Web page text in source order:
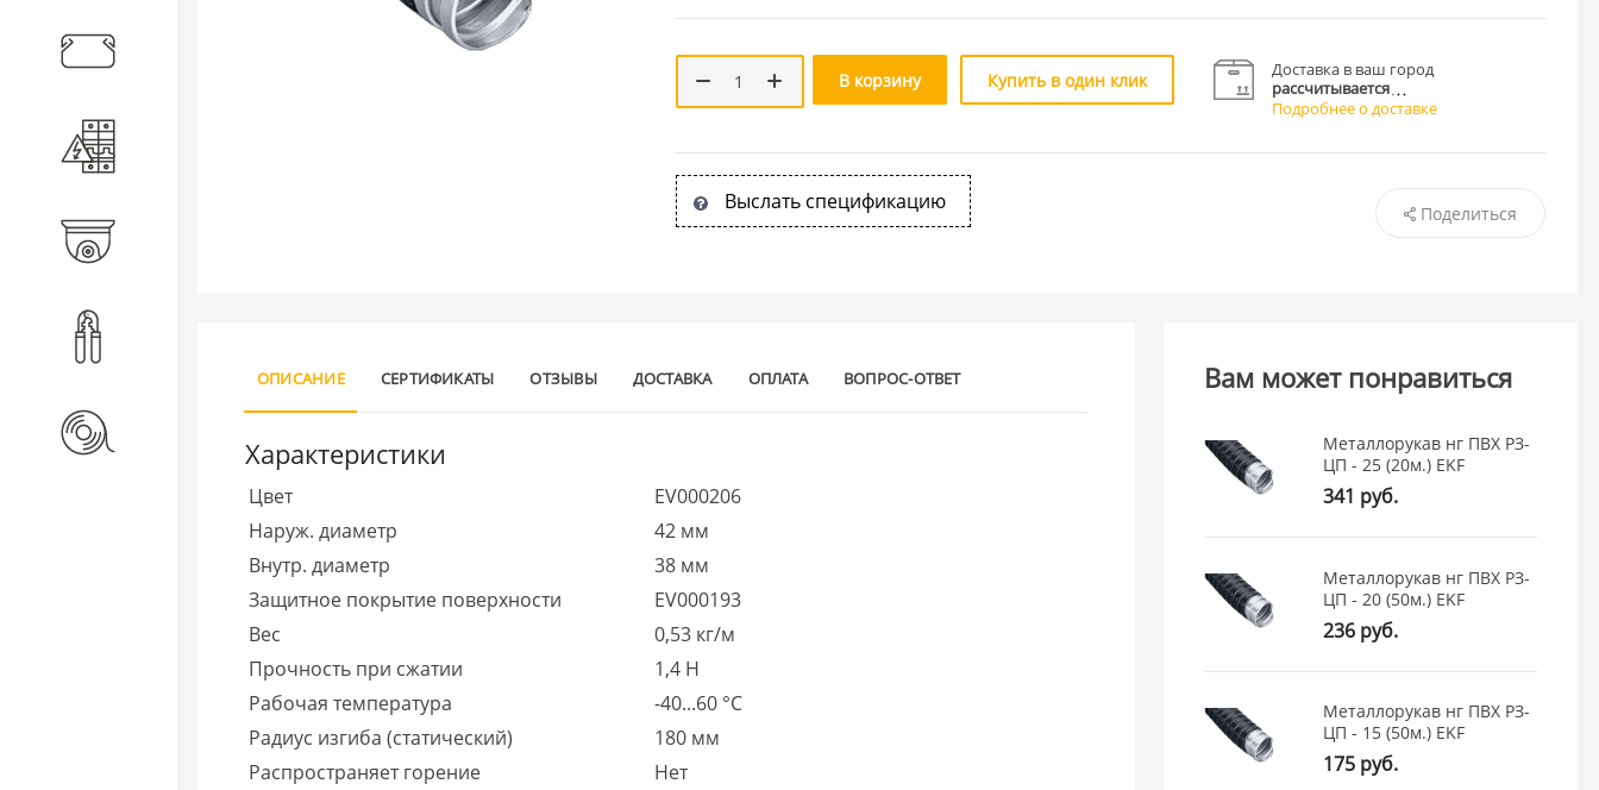
В корзину Купить в один клик
Доставка в ваш город
рассчитывается
Подробнее о доставке
Выслать спецификацию Поделиться
ОПИСАНИЕ СЕРТИФИКАТЫ ОТЗЫВЫ ДОСТАВКА ОПЛАТА ВОПРОС-ОТВЕТ
Характеристики
Цвет
EV000206
Наруж. диаметр
42 мм
Внутр. диаметр
38 мм
Защитное покрытие поверхности
EV000193
Вес
0,53 кг/м
Прочность при сжатии
1,4 Н
Рабочая температура
-40...60 °C
Радиус изгиба (статический)
180 мм
Распространяет горение
Нет
Вам может понравиться
Металлорукав нг ПВХ РЗ-
ЦП - 25 (20м.) EKF
341 руб.
Металлорукав нг ПВХ РЗ-
ЦП - 20 (50м.) EKF
236 руб.
Металлорукав нг ПВХ РЗ-
ЦП - 15 (50м.) EKF
175 руб.